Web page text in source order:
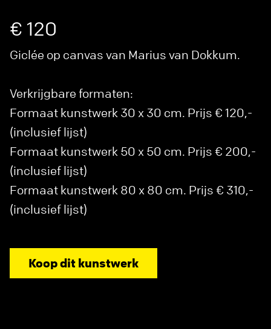
€ 120
Giclée op canvas van Marius van Dokkum.
Verkrijgbare formaten:
Formaat kunstwerk 30 x 30 cm. Prijs € 120,-
(inclusief lijst)
Formaat kunstwerk 50 x 50 cm. Prijs € 200,-
(inclusief lijst)
Formaat kunstwerk 80 x 80 cm. Prijs € 310,-
(inclusief lijst)
Koop dit kunstwerk